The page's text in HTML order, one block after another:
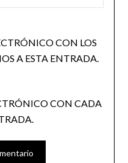
CON LOS
A ESTA ENTRADA.
CON CADA